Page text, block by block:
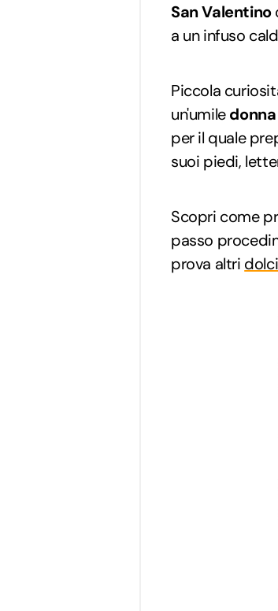
San Valentino
a un infuso
Piccola
un'umile
per il quale
suoi piedi,
Scopri come
passo
prova altri